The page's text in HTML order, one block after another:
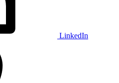
LinkedIn